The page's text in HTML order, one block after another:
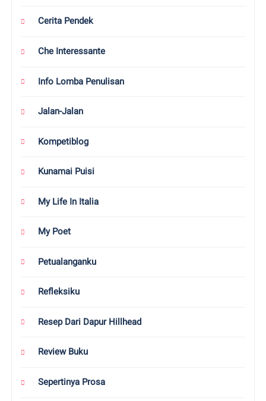
Cerita Pendek
Che Interessante
Info Lomba Penulisan
Jalan-Jalan
Kompetiblog
Kunamai Puisi
My Life In Italia
My Poet
Petualanganku
Refleksiku
Resep Dari Dapur Hillhead
Review Buku
Sepertinya Prosa